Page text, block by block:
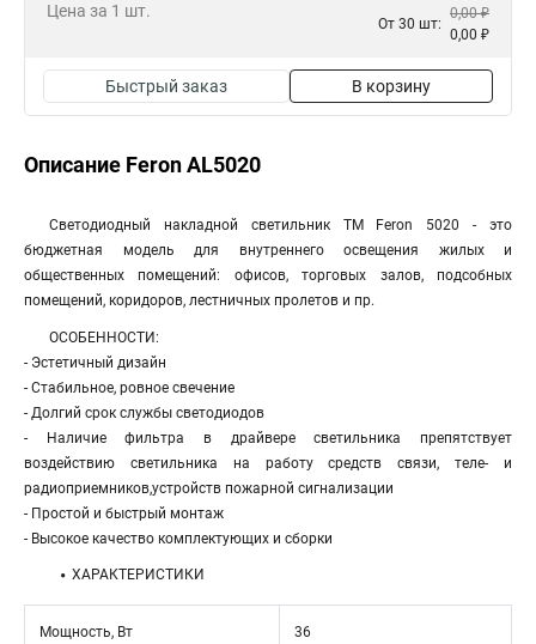
Цена за 1 шт.
От 30 шт:
0,00 ₽
0,00 ₽
Быстрый заказ В корзину
Описание Feron AL5020
Светодиодный накладной светильник ТМ Feron 5020 - это
бюджетная модель для внутреннего освещения жилых и
общественных помещений: офисов, торговых залов, подсобных
помещений, коридоров, лестничных пролетов и пр.
ОСОБЕННОСТИ:
- Эстетичный дизайн
- Стабильное, ровное свечение
- Долгий срок службы светодиодов
- Наличие фильтра в драйвере светильника препятствует
воздействию светильника на работу средств связи, теле- и
радиоприемников,устройств пожарной сигнализации
- Простой и быстрый монтаж
- Высокое качество комплектующих и сборки
ХАРАКТЕРИСТИКИ
Мощность, Вт 36